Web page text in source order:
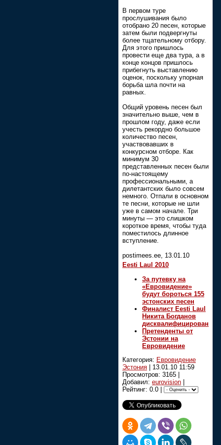
В первом туре
прослушивания было
отобрано 20 песен, которые
затем были подвергнуты
более тщательному отбору.
Для этого пришлось
провести еще два тура, а в
конце концов пришлось
прибегнуть выставлению
оценок, поскольку упорная
борьба шла почти на
равных.
Общий уровень песен был
значительно выше, чем в
прошлом году, даже если
учесть рекордно большое
количество песен,
участвовавших в
конкурсном отборе. Как
минимум 30
представленных песен были
по-настоящему
профессиональными, а
дилетантских было совсем
немного. Отпали в основном
те песни, которые не шли
уже в самом начале. Три
минуты — это слишком
короткое время, чтобы туда
поместилось длинное
вступление.
postimees.ee, 13.01.10
Eesti Laul 2010
За путевку на
«Евровидение»
будут бороться 155
эстонских песен
Финалист Eesti Laul
Никита Богданов
дисквалифицирован
Претенденты от
Эстонии на
Евровидение
Категория: Евровидение
Эстония
13.01.10 11:59
Просмотров: 3165 |
Добавил: eurovision
Рейтинг: 0.0 |